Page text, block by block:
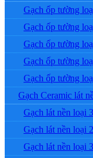
Gạch ốp tường
Gạch ốp tường
Gạch ốp tường
Gạch ốp tường
Gạch ốp tường
Gạch Ceramic lát
Gạch lát nền loại
Gạch lát nền loại
Gạch lát nền loại